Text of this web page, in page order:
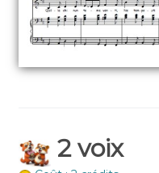
2 voix